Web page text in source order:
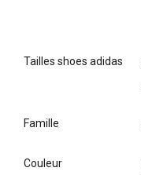
tailles shoes adidas
famille
couleur